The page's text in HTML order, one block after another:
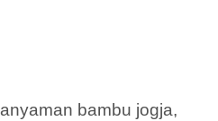
anyaman bambu jogja,